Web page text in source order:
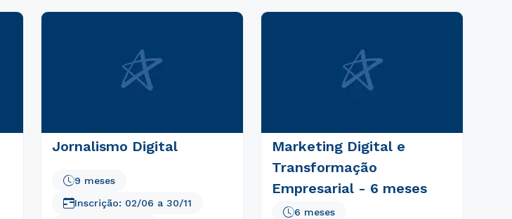
Jornalismo Digital
9 meses
Inscrição: 02/06 a 30/11
Marketing Digital e
Transformação
Empresarial - 6 meses
6 meses